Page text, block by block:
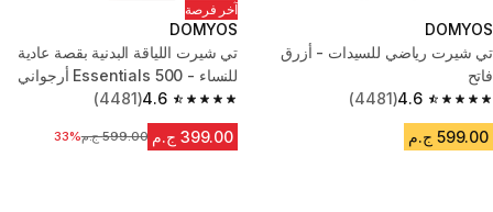
DOMYOS
تي شيرت رياضي للسيدات - أزرق
فاتح
4.6
4.6 out of 5 stars from 4481 reviews
(4481)
599.00 ج.م
آخر فرصة
DOMYOS
تي شيرت اللياقة البدنية بقصة عادية
للنساء - Essentials 500 أرجواني
4.6
4.6 out of 5 stars from 4481 reviews
(4481)
399.00 ج.م السعر قبل التخفيض
599.00 ج.م 33%